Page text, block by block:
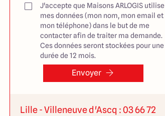
J'accepte que Maisons ARLOGIS utilise
mes données (mon nom, mon email et
mon téléphone) dans le but de me
contacter afin de traiter ma demande.
Ces données seront stockées pour une
durée de 12 mois.
Envoyer
Lille - Villeneuve d'Ascq : 03 66 72